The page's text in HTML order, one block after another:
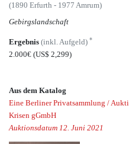
(1890 Erfurth - 1977 Amrum)
Gebirgslandschaft
Ergebnis (inkl. Aufgeld) *
2.000€ (US$ 2,299)
Aus dem Katalog
Eine Berliner Privatsammlung /
Krisen gGmbH
Auktionsdatum 12. Juni 2021